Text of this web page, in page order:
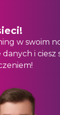
w swoim
i ciesz